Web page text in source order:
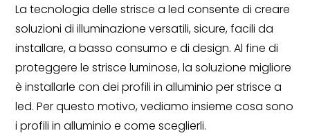
La tecnologia delle strisce a led consente di creare
soluzioni di illuminazione versatili, sicure, facili da
installare, a basso consumo e di design. Al fine di
proteggere le strisce luminose, la soluzione migliore
è installarle con dei profili in alluminio per strisce a
led. Per questo motivo, vediamo insieme cosa sono
i profili in alluminio e come sceglierli.